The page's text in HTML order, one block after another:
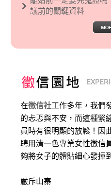
議前的關鍵資料
在徵信社工作多年，我們
的忐忑與不安，而這種緊
員時有很明顯的放鬆！因
聘用清一色專業女性徵信
夠將女子的體貼細心發揮
嚴斥山寨